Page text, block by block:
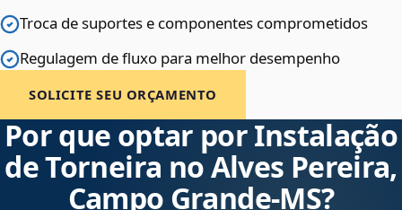
Troca de suportes e componentes comprometidos
Regulagem de fluxo para melhor desempenho
SOLICITE SEU ORÇAMENTO
Por que optar por Instalação
de Torneira no Alves Pereira,
Campo Grande‑MS?